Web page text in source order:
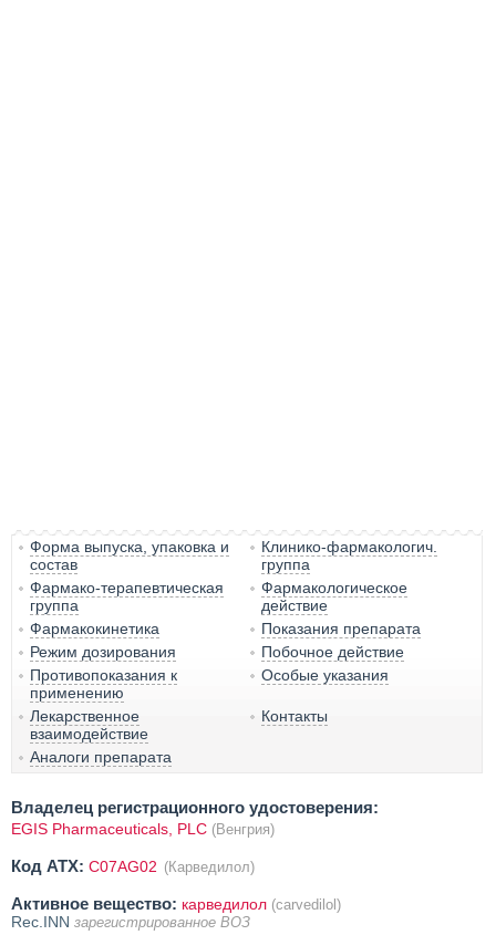
Форма выпуска, упаковка и
состав
Клинико-фармакологич.
группа
Фармако-терапевтическая
группа
Фармакологическое
действие
Фармакокинетика
Показания препарата
Режим дозирования
Побочное действие
Противопоказания к
применению
Особые указания
Лекарственное
взаимодействие
Контакты
Аналоги препарата
Владелец регистрационного удостоверения:
EGIS Pharmaceuticals, PLC (Венгрия)
Код ATX: C07AG02 (Карведилол)
Активное вещество: карведилол (carvedilol)
Rec.INN зарегистрированное ВОЗ